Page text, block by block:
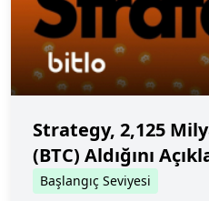
Strategy, 2,125
(BTC) Aldığını
Başlangıç Seviyesi